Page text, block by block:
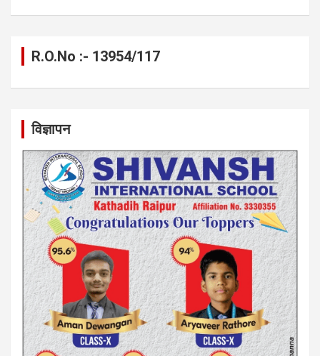
R.O.No :- 13954/117
विज्ञापन